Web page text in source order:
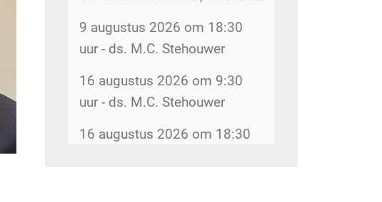
2026 kerk
Rommelmarkt - 12 augustus
2026 Dorpsstraat 207
Rommelmarkt - 14 augustus
2026 Dorpsstraat 207
Kopij kerkbode - 14 augustus
Inventarisatie bijbelkringen -
29 juli 2026
Wijkindeling - 17 juli 2026
Omzien naar elkaar - 17 juli
2026
9 augustus 2026 om 18:30
uur - ds. M.C. Stehouwer
16 augustus 2026 om 9:30
uur - ds. M.C. Stehouwer
16 augustus 2026 om 18:30